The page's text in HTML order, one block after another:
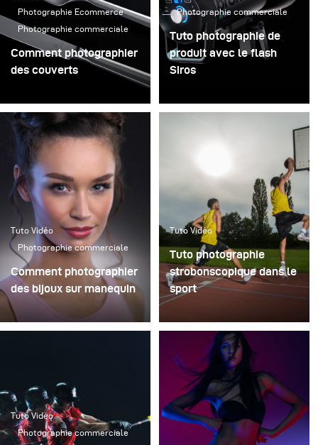
Photographie Ecommerce
Photographie commerciale
Comment photographier
des couverts
Photographie commerciale
Tuto photographie de
produit avec le flash
Siros
Tuto Vidéo
Photographie commerciale
Comment photographier
des bijoux sur manequin
Tuto Vidéo
Tuto photographie
strobonscopique dans le
sport
Tuto Vidéo
Photographie commerciale